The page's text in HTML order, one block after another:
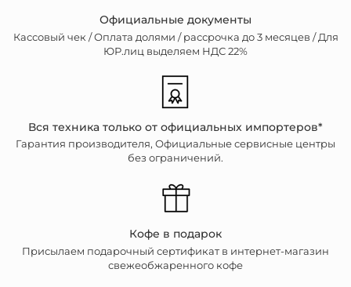
Официальные документы
Кассовый чек /Оплата долями / рассрочка до 3 месяцев / Для
ЮР.лиц выделяем НДС 22%
Вся техника только от официальных импортеров*
Гарантия производителя, Официальные сервисные центры
без ограничений.
Кофе в подарок
Присылаем подарочный сертификат в интернет-магазин
свежеобжаренного кофе